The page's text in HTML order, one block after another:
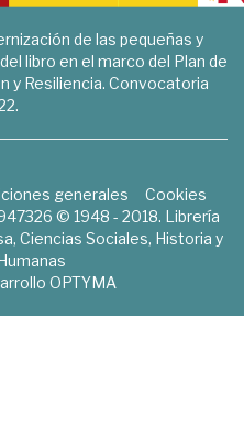
de las pequeñas y
libro en el marco del Plan de
y Resiliencia. Convocatoria
generales
Cookies
© 1948 - 2018. Librería
Ciencias Sociales, Historia y
OPTYMA